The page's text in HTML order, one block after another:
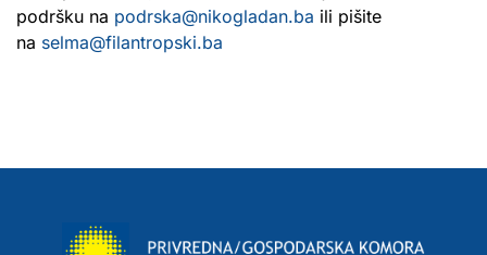
podršku na podrska@nikogladan.ba ili pišite
na selma@filantropski.ba